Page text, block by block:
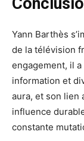
Yann Barthès
de la télévision
engagement, il
information et
aura, et son lien
influence
constante